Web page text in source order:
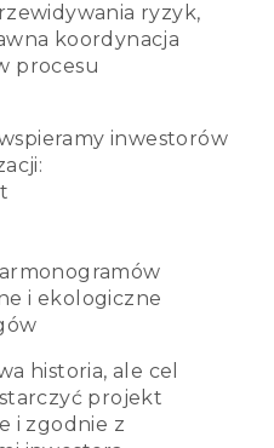
ryzyk,
koordynacja
procesu
inwestorów
i ekologiczne
historia, ale cel
projekt
i zgodnie z